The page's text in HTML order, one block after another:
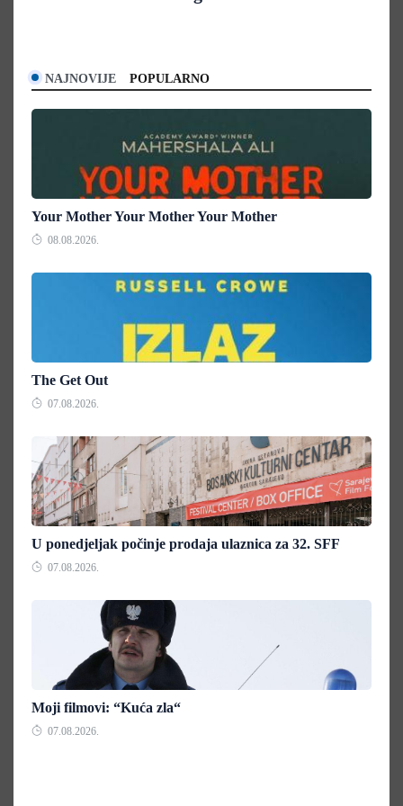
NAJNOVIJE POPULARNO
Your Mother Your Mother Your Mother
08.08.2026.
The Get Out
07.08.2026.
U ponedjeljak počinje prodaja ulaznica za 32. SFF
07.08.2026.
Moji filmovi: “Kuća zla“
07.08.2026.